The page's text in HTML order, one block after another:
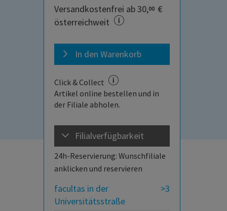
Versandkostenfrei ab 30,00 €
österreichweit
In den Warenkorb
Click & Collect
Artikel online bestellen und in
der Filiale abholen.
Filialverfügbarkeit
24h-Reservierung: Wunschfiliale
anklicken und reservieren
>3
facultas in der
Universitätsstraße